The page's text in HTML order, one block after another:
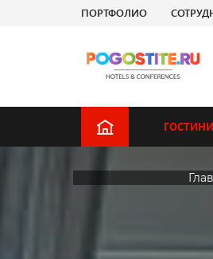
ПОРТФОЛИО